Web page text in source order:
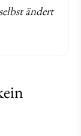
ändert